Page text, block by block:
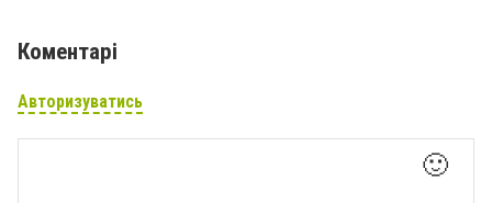
Коментарі
Авторизуватись
🙂